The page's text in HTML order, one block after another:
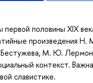
половины XIX
произведения Н.
Бестужева, М. Ю.
контекст.
славистике.